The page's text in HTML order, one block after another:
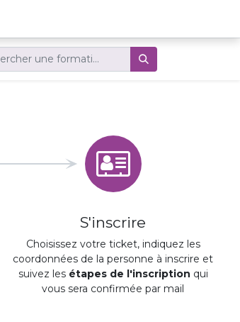
S'inscrire
Choisissez votre ticket, indiquez les
coordonnées de la personne à inscrire et
suivez les étapes de l'inscription qui
vous sera confirmée par mail